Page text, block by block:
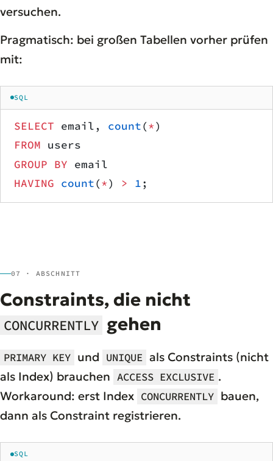
versuchen.
Pragmatisch: bei großen Tabellen vorher prüfen
mit:
SQL
SELECT email, count(*)
FROM users
GROUP BY email
HAVING count(*) > 1;
07 · ABSCHNITT
Constraints, die nicht
CONCURRENTLY gehen
PRIMARY KEY und UNIQUE als Constraints (nicht
als Index) brauchen ACCESS EXCLUSIVE .
Workaround: erst Index CONCURRENTLY bauen,
dann als Constraint registrieren.
SQL